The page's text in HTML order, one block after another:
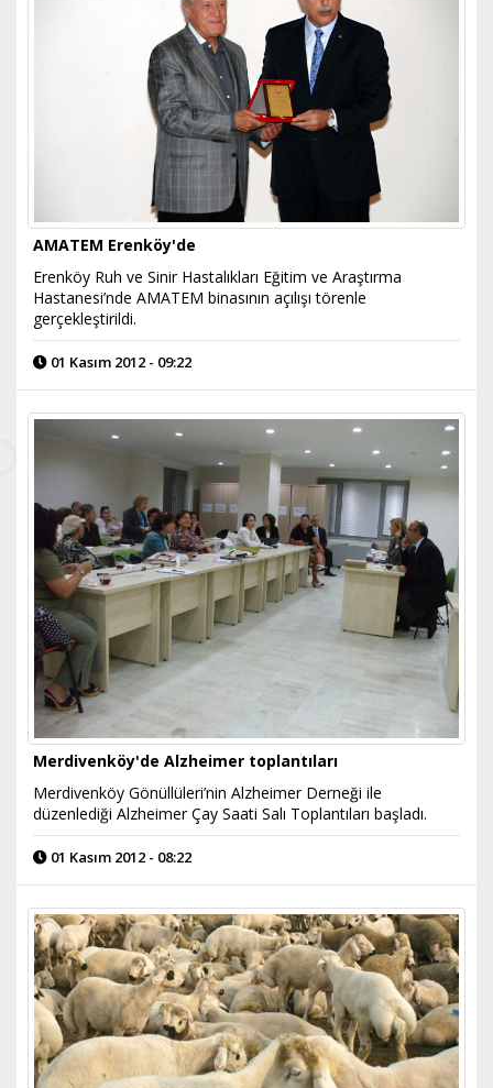
AMATEM Erenköy'de
Erenköy Ruh ve Sinir Hastalıkları Eğitim ve Araştırma
Hastanesi’nde AMATEM binasının açılışı törenle
gerçekleştirildi.
01 Kasım 2012 - 09:22
Merdivenköy'de Alzheimer toplantıları
Merdivenköy Gönüllüleri’nin Alzheimer Derneği ile
düzenlediği Alzheimer Çay Saati Salı Toplantıları başladı.
01 Kasım 2012 - 08:22